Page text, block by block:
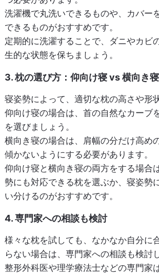
洗濯機で丸洗いできるものや、カバー
できるものがおすすめです。
定期的に洗濯することで、ダニやカビ
生的な状態を保ちましょう。
3. 枕の選び方：仰向け寝 vs 横向き寝
寝姿勢によって、適切な枕の高さや形
仰向け寝の場合は、首の自然なカーブ
を選びましょう。
横向き寝の場合は、肩幅の分だけ高め
傾かないようにする必要があります。
仰向け寝と横向き寝の両方をする場合
勢にも対応できる枕を選ぶか、寝姿勢
い分けるのがおすすめです。
4. 専門家への相談も検討
様々な枕を試しても、なかなか自分に
らない場合は、専門家への相談も検討
整形外科医や理学療法士などの専門家